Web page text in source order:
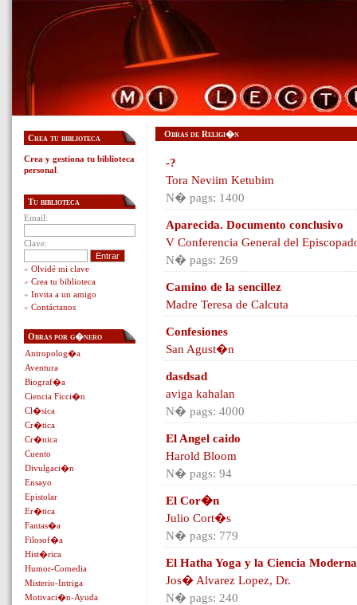
Obras de Religi�n
-?
Tora Neviim Ketubim
N� pags: 1400
Aparecida. Documento conclusivo
V Conferencia General del
N� pags: 269
Camino de la sencillez
Madre Teresa de Calcuta
Confesiones
San Agust�n
dasdsad
aviga kahalan
N� pags: 4000
El Angel caido
Harold Bloom
N� pags: 94
El Cor�n
Julio Cort�s
N� pags: 779
El Hatha Yoga y la Ciencia Moderna
Jos� Alvarez Lopez, Dr.
N� pags: 240
Crea tu biblioteca
Crea y gestiona tu biblioteca
personal
Tu biblioteca
Email:
Clave:
» Olvidé mi clave
» Crea tu biblioteca
» Invita a un amigo
» Contáctanos
Obras por g�nero
Antropolog�a
Aventura
Biograf�a
Ciencia Ficci�n
Cl�sica
Cr�tica
Cr�nica
Cuento
Divulgaci�n
Ensayo
Epistolar
Er�tica
Fantas�a
Filosof�a
Hist�rica
Humor-Comedia
Misterio-Intriga
Motivaci�n-Ayuda